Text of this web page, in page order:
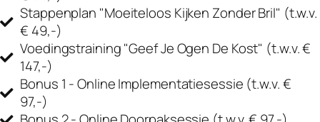
Stappenplan "Moeiteloos Kijken Zonder Bril" (t.w.v.
€ 49,-)
Voedingstraining "Geef Je Ogen De Kost" (t.w.v. €
147,-)
Bonus 1 - Online Implementatiesessie (t.w.v. €
97,-)